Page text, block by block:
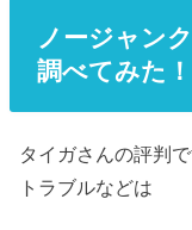
ノージャン
調べてみた！
タイガさんの評判
トラブルなどは